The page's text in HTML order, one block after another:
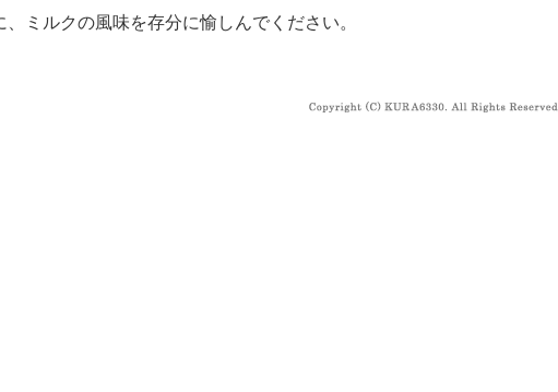
、ミルクの風味を存分に愉しんでください。